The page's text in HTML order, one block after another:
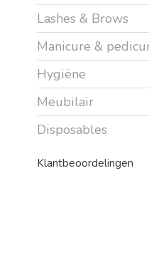
Lashes & Brows
Manicure &
Hygiëne
Meubilair
Disposables
Klantbeoordelingen